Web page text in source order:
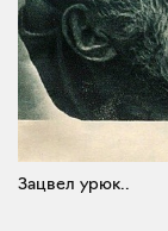
Зацвел урюк..